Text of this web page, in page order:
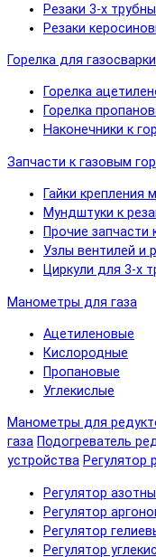
Резаки 3-х
Резаки
Горелка для газосварки
Горелка
Горелка
Наконечники к
Запчасти к газовым
Гайки крепления
Мундштуки к
Прочие запчасти
Узлы вентилей и
Циркули для 3-х
Манометры для газа
Ацетиленовые
Кислородные
Пропановые
Углекислые
Манометры для
газа Подогреватель
устройства Регулятор
Регулятор
Регулятор
Регулятор
Регулятор